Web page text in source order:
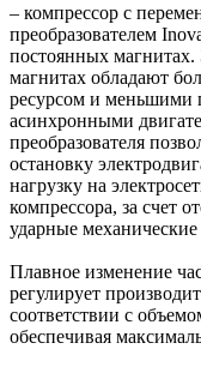
– компрессор с
преобразователем
постоянных
магнитах обладают
ресурсом и меньшими
асинхронными
преобразователя
остановку
нагрузку на
компрессора, за счет
ударные механические
Плавное изменение
регулирует
соответствии с
обеспечивая